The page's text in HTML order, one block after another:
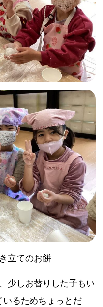
立てのお餅
少しお替りした子もい
いるためちょっとだ